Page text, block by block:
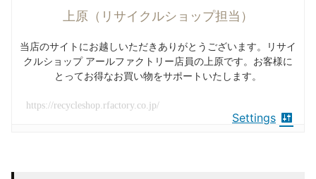
上原（リサイクルショップ担当）
当店のサイトにお越しいただきありがとうございます。リサイ
クルショップ アールファクトリー店員の上原です。お客様に
とってお得なお買い物をサポートいたします。
https://recycleshop.rfactory.co.jp/
Settings